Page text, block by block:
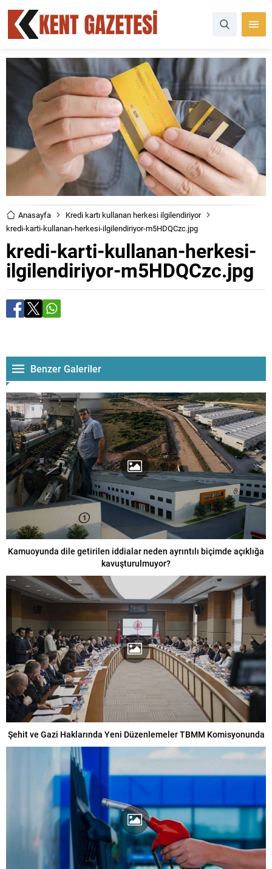
Anasayfa
Kredi kartı kullanan herkesi ilgilendiriyor
kredi-karti-kullanan-herkesi-ilgilendiriyor-m5HDQCzc.jpg
kredi-karti-kullanan-herkesi-
ilgilendiriyor-m5HDQCzc.jpg
Benzer Galeriler
Kamuoyunda dile getirilen iddialar neden ayrıntılı biçimde açıklığa
kavuşturulmuyor?
Şehit ve Gazi Haklarında Yeni Düzenlemeler TBMM Komisyonunda